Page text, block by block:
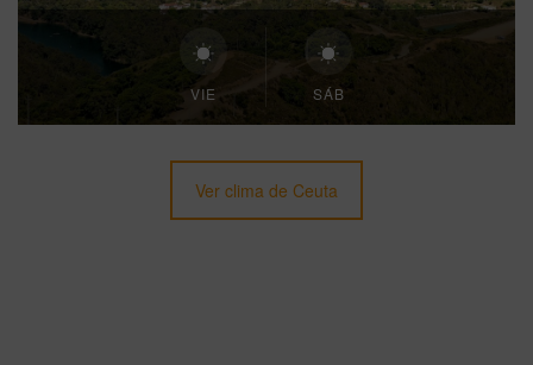
VIE SÁB
Ver clima de Ceuta